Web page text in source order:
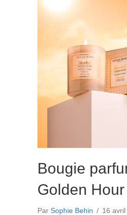
Bougie
Golden Hour
Par Sophie Behin / 16